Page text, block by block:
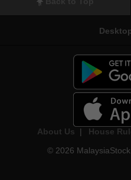
About Us | House
© 2026